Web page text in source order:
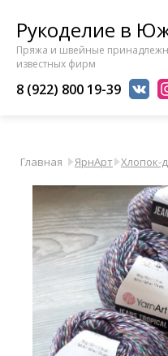
Рукоделие в
Пряжа и швейные
известных фирм
8 (922) 800 19-39
Главная ЯрнАрт Хлопок-